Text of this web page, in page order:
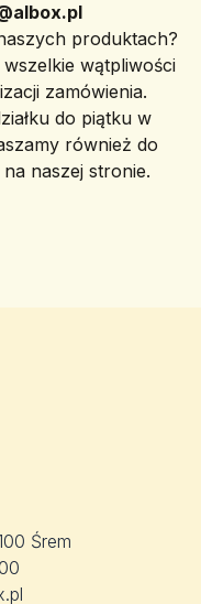
produktach?
wątpliwości
zamówienia.
do piątku w
również do
naszej stronie.
Śrem